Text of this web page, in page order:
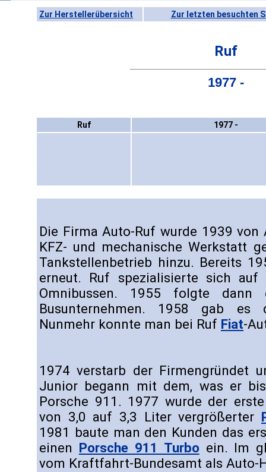
Zur Herstellerübersicht Zur letzten besuchten
Ruf
1977 -
Ruf 1977 -
Die Firma Auto-Ruf wurde 1939
KFZ- und mechanische Werkstatt
Tankstellenbetrieb hinzu. Bereits
erneut. Ruf spezialisierte sich auf
Omnibussen. 1955 folgte dann
Busunternehmen. 1958 gab es
Nunmehr konnte man bei Ruf Fiat-
1974 verstarb der Firmengründet
Junior begann mit dem, was er
Porsche 911. 1977 wurde der
von 3,0 auf 3,3 Liter vergrößerter
1981 baute man den Kunden das
einen Porsche 911 Turbo ein. Im
vom Kraftfahrt-Bundesamt als Auto-